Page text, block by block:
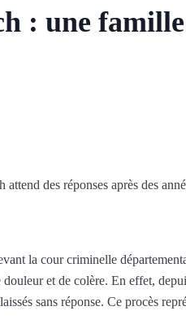
: une
des réponses après des
la cour criminelle
et de colère. En effet,
sans réponse. Ce procès